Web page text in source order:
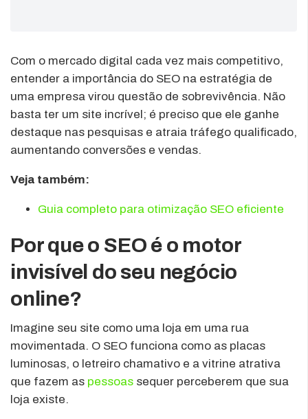
Com o mercado digital cada vez mais competitivo,
entender a importância do SEO na estratégia de
uma empresa virou questão de sobrevivência. Não
basta ter um site incrível; é preciso que ele ganhe
destaque nas pesquisas e atraia tráfego qualificado,
aumentando conversões e vendas.
Veja também:
Guia completo para otimização SEO eficiente
Por que o SEO é o motor
invisível do seu negócio
online?
Imagine seu site como uma loja em uma rua
movimentada. O SEO funciona como as placas
luminosas, o letreiro chamativo e a vitrine atrativa
que fazem as pessoas sequer perceberem que sua
loja existe.